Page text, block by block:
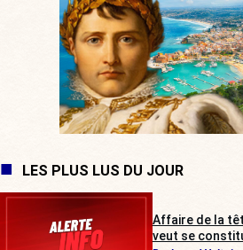
LES PLUS LUS DU JOUR
Affaire de la
veut se